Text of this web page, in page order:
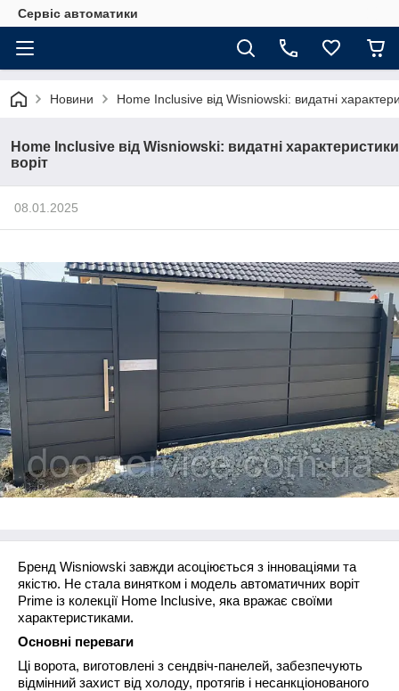
Сервіс автоматики
Новини Home Inclusive від Wisniowski: видатні
Home Inclusive від Wisniowski: видатні характеристики
воріт
08.01.2025
Бренд Wisniowski завжди асоціюється з інноваціями та
якістю. Не стала винятком і модель автоматичних воріт
Prime із колекції Home Inclusive, яка вражає своїми
характеристиками.
Основні переваги
Ці ворота, виготовлені з сендвіч-панелей, забезпечують
відмінний захист від холоду, протягів і несанкціонованого